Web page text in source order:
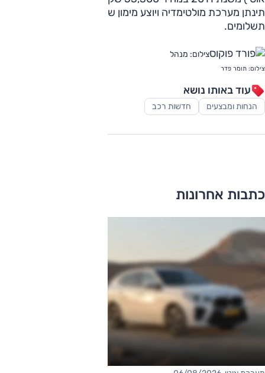
תשלומים.
צילום: מנהל
צילום: תומר פדר
עוד באותו נושא
הנחות ומבצעים חדשות רכב
כתבות אחרונות